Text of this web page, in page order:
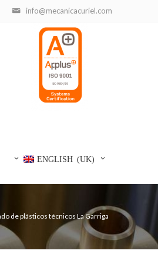
info@mecanicacuriel.com
ENGLISH (UK)
de plásticos técnicos La Garriga